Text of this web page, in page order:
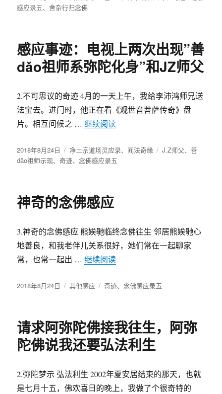
布
类
感应录五、舍杂行归念佛
感应事迹：电视上两次出现”善
dǎo祖师系弥陀化身”和JZ师父
2.不可思议的奇迹 4月的一天上午，我给李沛鸿师兄送
法宝去。进门时，他正在看《观世音菩萨传奇》盘
片。相互问候之 …继续阅读
发
布
2018年8月24日
分
类
净土宗道场灵应录、 闻法奇缘
标
J.Z师父、善
dǎo祖师示现、奇迹、念佛感应录五
神奇的念佛感应
3.神奇的念佛感应 熊娭毑临终念佛往生 邻居熊娭毑心
地善良，和我老伴儿关系很好，她们常在一起聊家
常，也常一起出 …继续阅读
发
2018年8月24日
分
其他感应
标
奇迹、念佛感应录五
请求阿弥陀佛接我往生，阿弥
陀佛说我还要弘法利生
2.弥陀梦示 弘法利生 2002年夏安居结束的那天，也就
是七月十五，佛欢喜日的晚上，我做了个很奇特的